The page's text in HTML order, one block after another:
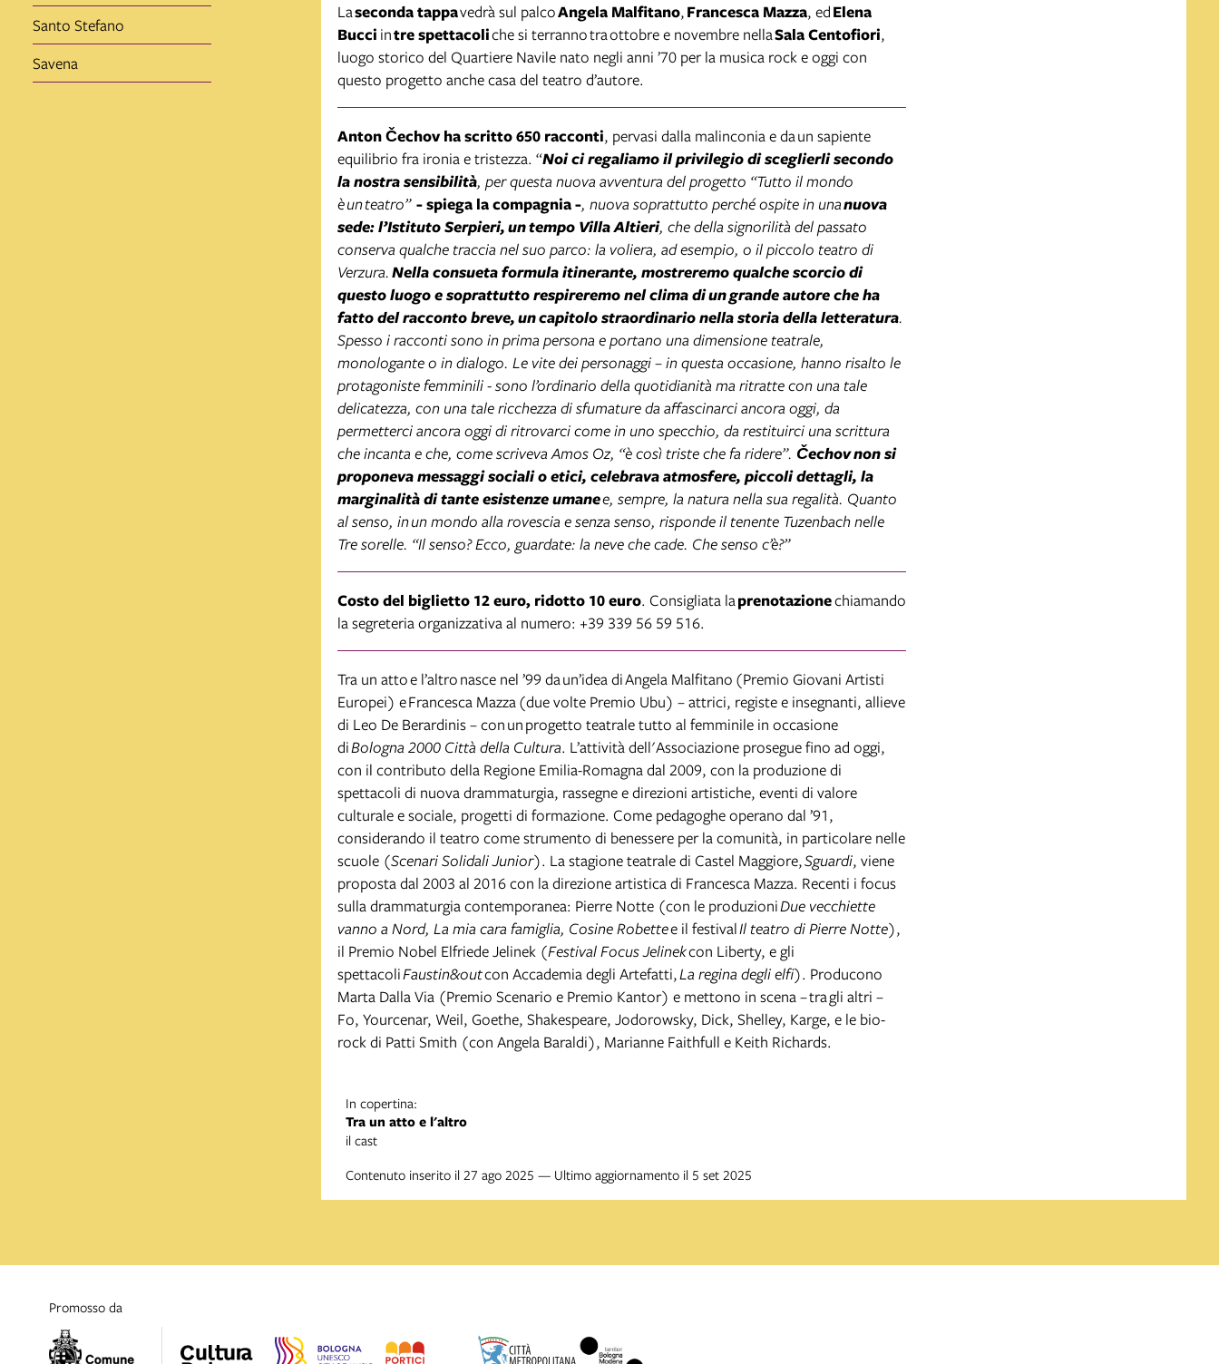
Santo Stefano
Savena
Laseconda tappavedrà sul palcoAngela Malfitano,Francesca Mazza, edElena
Bucci intre spettacoliche si terrannotraottobre e novembre nellaSala Centofiori,
luogo storico del Quartiere Navile nato negli anni ’70 per la musica rock e oggi con
questo progetto anche casa del teatro d’autore.
Anton Čechov ha scritto 650 racconti, pervasi dalla malinconia e daun sapiente
equilibrio fra ironia e tristezza. “Noi ci regaliamo il privilegio di sceglierli secondo
la nostra sensibilità, per questa nuova avventura del progetto “Tutto il mondo
èunteatro” - spiega la compagnia -, nuova soprattutto perché ospite in unanuova
sede: l’Istituto Serpieri,untempo Villa Altieri, che della signorilità del passato
conserva qualche traccia nel suo parco: la voliera, ad esempio, o il piccolo teatro di
Verzura.Nella consueta formula itinerante, mostreremo qualche scorcio di
questo luogo e soprattutto respireremo nel clima diungrande autore che ha
fatto del racconto breve,uncapitolo straordinario nella storia della letteratura.
Spesso i racconti sono in prima persona e portano una dimensione teatrale,
monologante o in dialogo. Le vite dei personaggi – in questa occasione, hanno risalto le
protagoniste femminili - sono l’ordinario della quotidianità ma ritratte con una tale
delicatezza, con una tale ricchezza di sfumature da affascinarci ancora oggi, da
permetterci ancora oggi di ritrovarci come in uno specchio, da restituirci una scrittura
che incanta e che, come scriveva Amos Oz, “è così triste che fa ridere”. Čechov non si
proponeva messaggi sociali o etici, celebrava atmosfere, piccoli dettagli, la
marginalità di tante esistenze umanee, sempre, la natura nella sua regalità. Quanto
al senso, inunmondo alla rovescia e senza senso, risponde il tenente Tuzenbach nelle
Tre sorelle. “Il senso? Ecco, guardate: la neve che cade. Che senso c’è?”
Costo del biglietto 12 euro, ridotto 10 euro. Consigliata laprenotazionechiamando
la segreteria organizzativa al numero: +39 339 56 59 516.
Tra un attoe l’altro nasce nel ’99 daun’idea di Angela Malfitano (Premio Giovani Artisti
Europei) e Francesca Mazza (due volte Premio Ubu) – attrici, registe e insegnanti, allieve
di Leo De Berardinis – conunprogetto teatrale tutto al femminile in occasione
diBologna 2000 Città della Cultura. L’attività dell'Associazione prosegue fino ad oggi,
con il contributo della Regione Emilia-Romagna dal 2009, con la produzione di
spettacoli di nuova drammaturgia, rassegne e direzioni artistiche, eventi di valore
culturale e sociale, progetti di formazione. Come pedagoghe operano dal ’91,
considerando il teatro come strumento di benessere per la comunità, in particolare nelle
scuole (Scenari Solidali Junior). La stagione teatrale di Castel Maggiore,Sguardi, viene
proposta dal 2003 al 2016 con la direzione artistica di Francesca Mazza. Recenti i focus
sulla drammaturgia contemporanea: Pierre Notte (con le produzioniDue vecchiette
vanno a Nord, La mia cara famiglia, Cosine Robettee il festivalIl teatro di Pierre Notte),
il Premio Nobel Elfriede Jelinek (Festival Focus Jelinekcon Liberty, e gli
spettacoliFaustin&outcon Accademia degli Artefatti,La regina degli elfi). Producono
Marta Dalla Via (Premio Scenario e Premio Kantor) e mettono in scena –tragli altri –
Fo, Yourcenar, Weil, Goethe, Shakespeare, Jodorowsky, Dick, Shelley, Karge, e le bio-
rock di Patti Smith (con Angela Baraldi), Marianne Faithfull e Keith Richards.
In copertina:
Tra un atto e l'altro
il cast
Contenuto inserito il 27 ago 2025 — Ultimo aggiornamento il 5 set 2025
promosso da